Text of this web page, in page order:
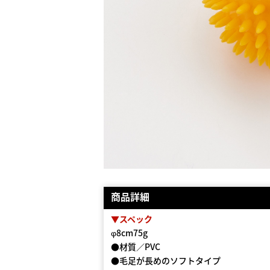
商品詳細
▼スペック
φ8cm75g
●材質／PVC
●毛足が長めのソフトタイプ